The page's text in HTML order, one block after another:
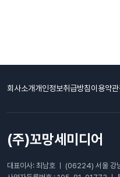
회사소개개인정보취급방침이용약관
(주)꼬망세미디어
대표이사: 최남호 ㅣ (06224) 서울 강